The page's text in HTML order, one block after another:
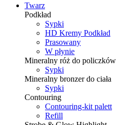
Twarz
Podkład
Sypki
HD Kremy Podkład
Prasowany
W płynie
Mineralny róż do policzków
Sypki
Mineralny bronzer do ciała
Sypki
Contouring
Contouring-kit palett
Refill